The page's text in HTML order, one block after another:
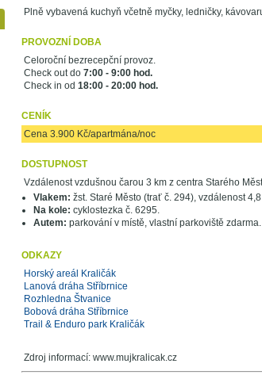
Plně vybavená kuchyň včetně myčky, ledničky,
PROVOZNÍ DOBA
Celoroční bezrecepční provoz.
Check out do 7:00 - 9:00 hod.
Check in od 18:00 - 20:00 hod.
CENÍK
Cena 3.900 Kč/apartmána/noc
DOSTUPNOST
Vzdálenost vzdušnou čarou 3 km z centra Starého
Vlakem: žst. Staré Město (trať č. 294), vzdálenost
Na kole: cyklostezka č. 6295.
Autem: parkování v místě, vlastní parkoviště zdarma.
ODKAZY
Horský areál Kraličák
Lanová dráha Stříbrnice
Rozhledna Štvanice
Bobová dráha Stříbrnice
Trail & Enduro park Kraličák
Zdroj informací: www.mujkralicak.cz